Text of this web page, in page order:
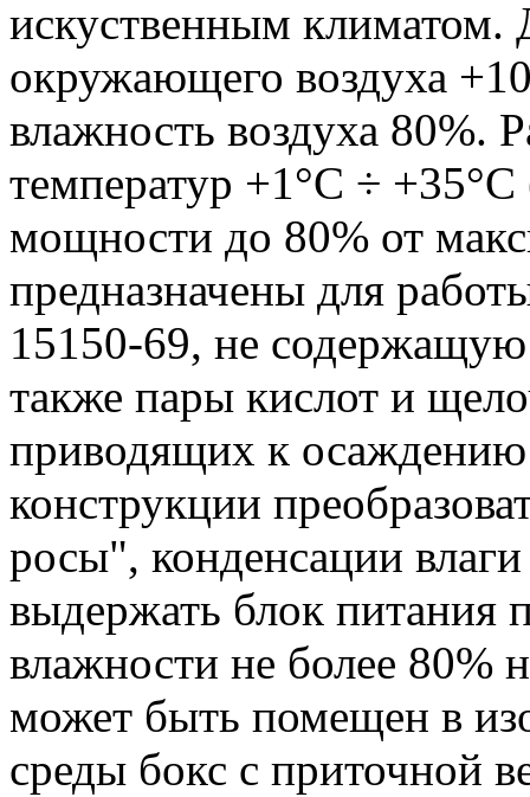
искуственным климатом.
окружающего воздуха
влажность воздуха 80%.
температур +1°С ÷
мощности до 80% от
предназначены для
15150-69, не
также пары кислот и
приводящих к осаждению
конструкции
росы", конденсации
выдержать блок питания
влажности не более 80%
может быть помещен в
среды бокс с приточной